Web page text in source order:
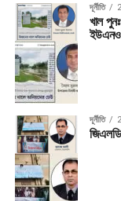
দূর্নীতি
খাল
ইউএনও
দূর্নীতি